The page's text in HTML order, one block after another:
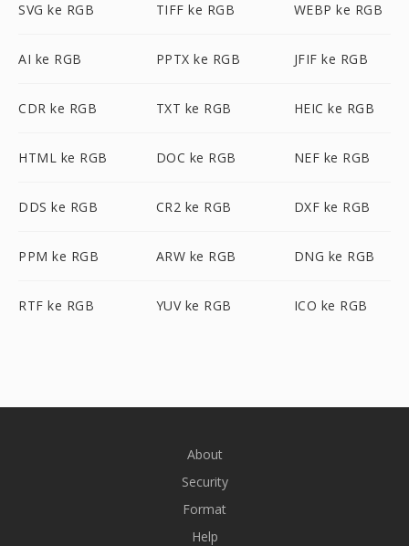
SVG ke RGB TIFF ke RGB WEBP ke RGB
AI ke RGB PPTX ke RGB JFIF ke RGB
CDR ke RGB TXT ke RGB HEIC ke RGB
HTML ke RGB DOC ke RGB NEF ke RGB
DDS ke RGB CR2 ke RGB DXF ke RGB
PPM ke RGB ARW ke RGB DNG ke RGB
RTF ke RGB YUV ke RGB ICO ke RGB
About
Security
Format
Help